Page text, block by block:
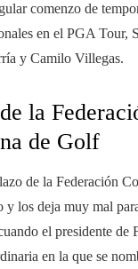
comenzo de
en el PGA Tour,
y Camilo Villegas.
la
de Golf
de la Federación
y los deja muy mal
el presidente de
en la que se